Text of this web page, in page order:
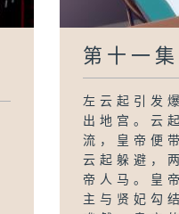
第十一
左云起引发
出地宫。云
流，皇帝便
云起躲避，
帝人马。皇
主与贤妃勾